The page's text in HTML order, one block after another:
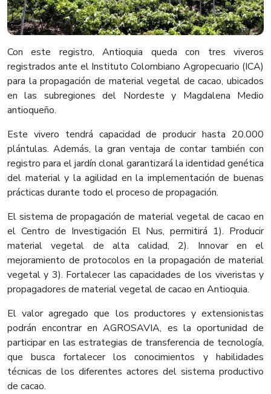
Con este registro, Antioquia queda con tres viveros
registrados ante el Instituto Colombiano Agropecuario (ICA)
para la propagación de material vegetal de cacao, ubicados
en las subregiones del Nordeste y Magdalena Medio
antioqueño.
Este vivero tendrá capacidad de producir hasta 20.000
plántulas. Además, la gran ventaja de contar también con
registro para el jardín clonal garantizará la identidad genética
del material y la agilidad en la implementación de buenas
prácticas durante todo el proceso de propagación.
El sistema de propagación de material vegetal de cacao en
el Centro de Investigación El Nus, permitirá 1). Producir
material vegetal de alta calidad, 2). Innovar en el
mejoramiento de protocolos en la propagación de material
vegetal y 3). Fortalecer las capacidades de los viveristas y
propagadores de material vegetal de cacao en Antioquia.
El valor agregado que los productores y extensionistas
podrán encontrar en AGROSAVIA, es la oportunidad de
participar en las estrategias de transferencia de tecnología,
que busca fortalecer los conocimientos y habilidades
técnicas de los diferentes actores del sistema productivo
de cacao.